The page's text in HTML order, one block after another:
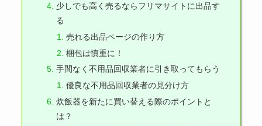
少しでも高く売るならフリマサイトに出品す
る
売れる出品ページの作り方
梱包は慎重に！
手間なく不用品回収業者に引き取ってもらう
優良な不用品回収業者の見分け方
炊飯器を新たに買い替える際のポイントと
は？